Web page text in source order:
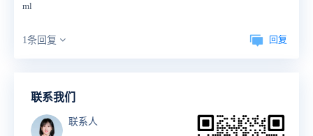
ml
1条回复 回复
联系我们
联系人